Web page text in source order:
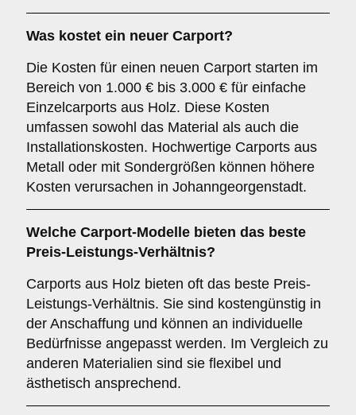
Was kostet ein neuer Carport?
Die Kosten für einen neuen Carport starten im
Bereich von 1.000 € bis 3.000 € für einfache
Einzelcarports aus Holz. Diese Kosten
umfassen sowohl das Material als auch die
Installationskosten. Hochwertige Carports aus
Metall oder mit Sondergrößen können höhere
Kosten verursachen in Johanngeorgenstadt.
Welche Carport-Modelle bieten das beste
Preis-Leistungs-Verhältnis?
Carports aus Holz bieten oft das beste Preis-
Leistungs-Verhältnis. Sie sind kostengünstig in
der Anschaffung und können an individuelle
Bedürfnisse angepasst werden. Im Vergleich zu
anderen Materialien sind sie flexibel und
ästhetisch ansprechend.